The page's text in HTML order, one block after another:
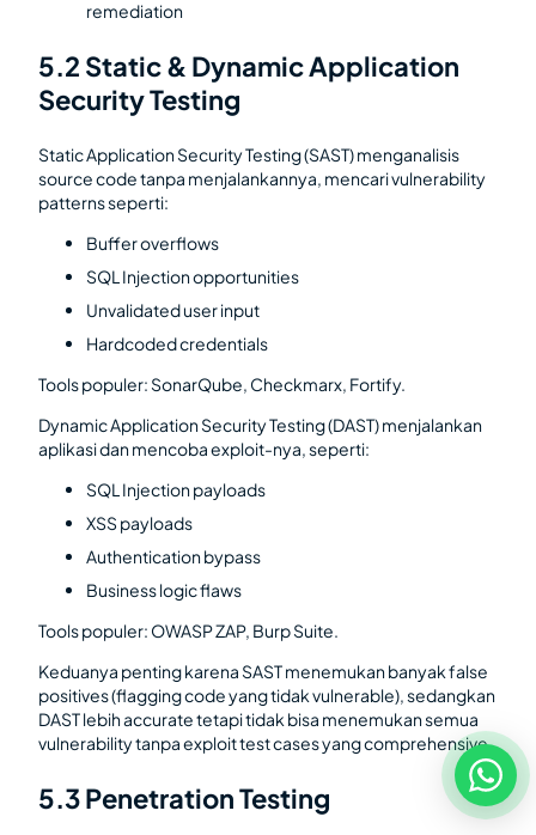
remediation
5.2 Static & Dynamic Application
Security Testing
Static Application Security Testing (SAST) menganalisis
source code tanpa menjalankannya, mencari vulnerability
patterns seperti:
Buffer overflows
SQL Injection opportunities
Unvalidated user input
Hardcoded credentials
Tools populer: SonarQube, Checkmarx, Fortify.
Dynamic Application Security Testing (DAST) menjalankan
aplikasi dan mencoba exploit-nya, seperti:
SQL Injection payloads
XSS payloads
Authentication bypass
Business logic flaws
Tools populer: OWASP ZAP, Burp Suite.
Keduanya penting karena SAST menemukan banyak false
positives (flagging code yang tidak vulnerable), sedangkan
DAST lebih accurate tetapi tidak bisa menemukan semua
vulnerability tanpa exploit test cases yang comprehensive.
5.3 Penetration Testing